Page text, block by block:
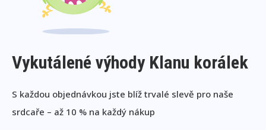
Vykutálené výhody Klanu korálek
S každou objednávkou jste blíž trvalé slevě pro naše
srdcaře – až 10 % na každý nákup